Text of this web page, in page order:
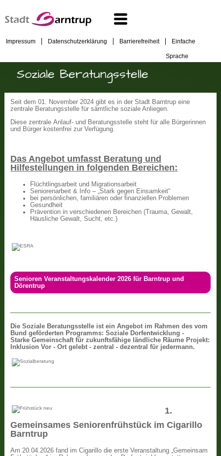
Impressum Datenschutzerklärung Barrierefreiheit Einfache
Sprache
Soziale Beratungsstelle
Seit dem 01. November 2024 gibt es in der Stadt Barntrup eine
zentrale Beratungsstelle für sämtliche soziale Anliegen.
Diese zentrale Anlauf- und Beratungsstelle steht für alle Bürgerinnen
und Bürger kostenfrei zur Verfügung.
Das Angebot umfasst Beratung und
Hilfestellungen in folgenden Bereichen:
Flüchtlingsarbeit und Migrationsarbeit
Seniorenarbeit & Info – „Stark gegen Einsamkeit“
bei persönlichen, familiären oder finanziellen Problemen
Gesundheit
Prävention in verschiedenen Bereichen (Trauma, Gewalt,
Häusliche Gewalt, Sucht, etc.)
Senioren Veranstaltungskalender 2026 für Barntrup und
Dörentrup
Die Soziale Beratungsstelle ist ein Angebot im Rahmen des vom
Bund geförderten Programms: Soziale Dorfentwicklung -
Starke Gemeinschaft für zukunftsfähige ländliche Räume Projekt:
Inklusion Vor - Ort gelebt - zentral - dezentral für jedermann.
1.
Gemeinsames Seniorenfrühstück im Cigarillo
Barntrup
Am 20.04.2026 fand im Cigarillo die erste Veranstaltung „Gemeinsam